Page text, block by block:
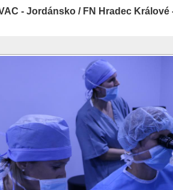
- Jordánsko / FN Hradec